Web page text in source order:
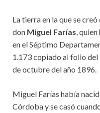
La tierra en la que se
don Miguel Farías,
en el Séptimo
1.173 copiado al folio
de octubre del año 1896.
Miguel Farías había
Córdoba y se casó